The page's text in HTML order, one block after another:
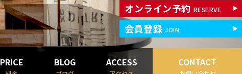
PRICE BLOG ACCESS CONTACT
オンライン予約 RESERVE
会員登録 JOIN